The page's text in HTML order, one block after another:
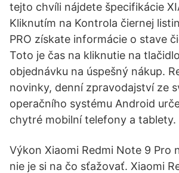
tejto chvíli nájdete špecifikácie
Kliknutím na Kontrola čiernej
PRO získate informácie o stave
Toto je čas na kliknutie na
objednávku na úspešný nákup.
novinky, denní zpravodajství ze
operačního systému Android
chytré mobilní telefony a tablety.
Výkon Xiaomi Redmi Note 9 Pro
nie je si na čo sťažovať. Xiaomi